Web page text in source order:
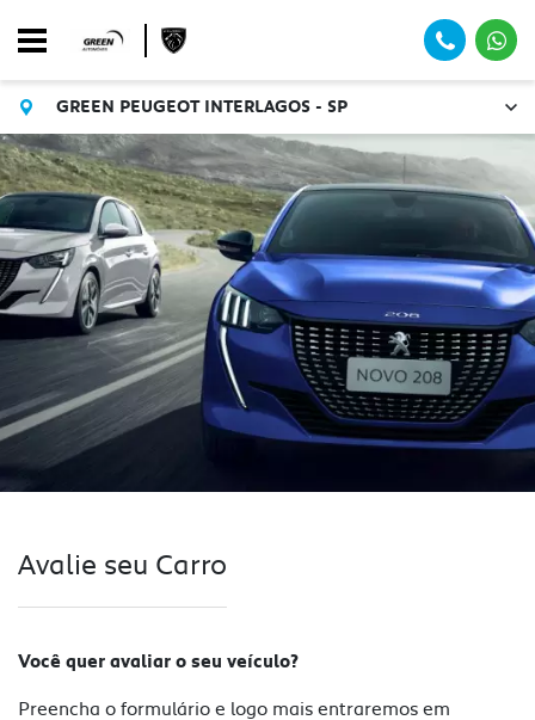
GREEN PEUGEOT INTERLAGOS - SP
Avalie seu Carro
Você quer avaliar o seu veículo?
Preencha o formulário e logo mais entraremos em